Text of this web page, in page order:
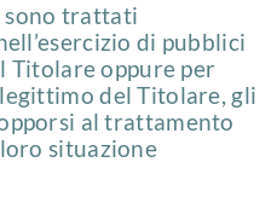
sono trattati
di pubblici
Titolare oppure per
del Titolare, gli
al trattamento
situazione